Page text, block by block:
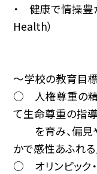
・ 健康で情操豊
Health）
〜学校の教育目
○ 人権尊重の精
て生命尊重の指
を育み、偏見
かで感性あふれ
○ オリンピック・